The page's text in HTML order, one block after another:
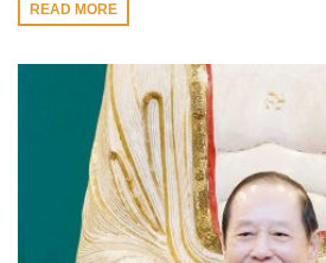
READ MORE